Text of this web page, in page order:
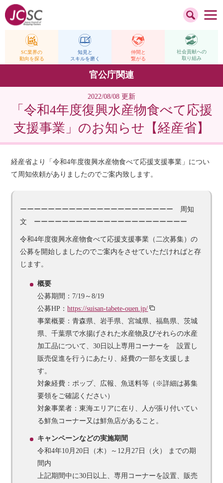
SC業界の
動向を探る
知見と
スキルを磨く
仲間と
繋がる
社会貢献への
取り組み
官公庁関連
2022/08/08 更新
「令和4年度復興水産物食べて応援
支援事業」のお知らせ【経産省】
経産省より「令和4年度復興水産物食べて応援支援事業」につい
て周知依頼がありましたのでご案内致します。
ーーーーーーーーーーーーーーーーーーーーーー 周知
文 ーーーーーーーーーーーーーーーーーーーーーー
令和4年度復興水産物食べて応援支援事業（二次募集）の
公募を開始しましたのでご案内をさせていただければと存
じます。
概要
公募期間：7/19～8/19
公募HP：https://suisan-tabete-ouen.jp/
事業概要：青森県、岩手県、宮城県、福島県、茨城
県、千葉県で水揚げされた水産物及びそれらの水産
加工品について、30日以上専用コーナーを 設置し
販売促進を行うにあたり、経費の一部を支援しま
す。
対象経費：ポップ、広報、魚送料等（※詳細は募集
要領をご確認ください）
対象事業者：東海エリアに在り、人が張り付いてい
る鮮魚コーナー又は鮮魚店があること。
キャンペーンなどの実施期間
令和4年10月20日（木）～12月27日（火） までの期
間内
上記期間中に30日以上、専用コーナーを設置、販売